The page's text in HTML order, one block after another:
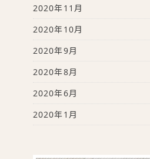
2020年11月
2020年10月
2020年9月
2020年8月
2020年6月
2020年1月